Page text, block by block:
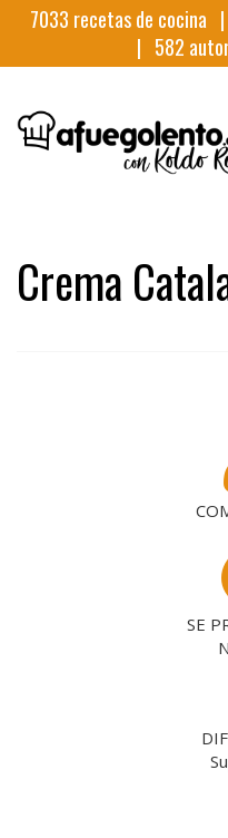
7033 recetas de cocina |
| 582
Crema
SE